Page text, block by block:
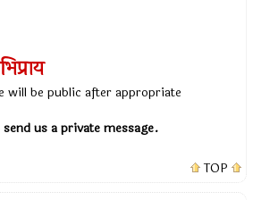
will be public after appropriate
us a private message.
TOP